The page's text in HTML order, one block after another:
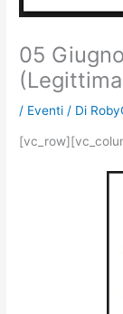
05
/ Eventi / Di